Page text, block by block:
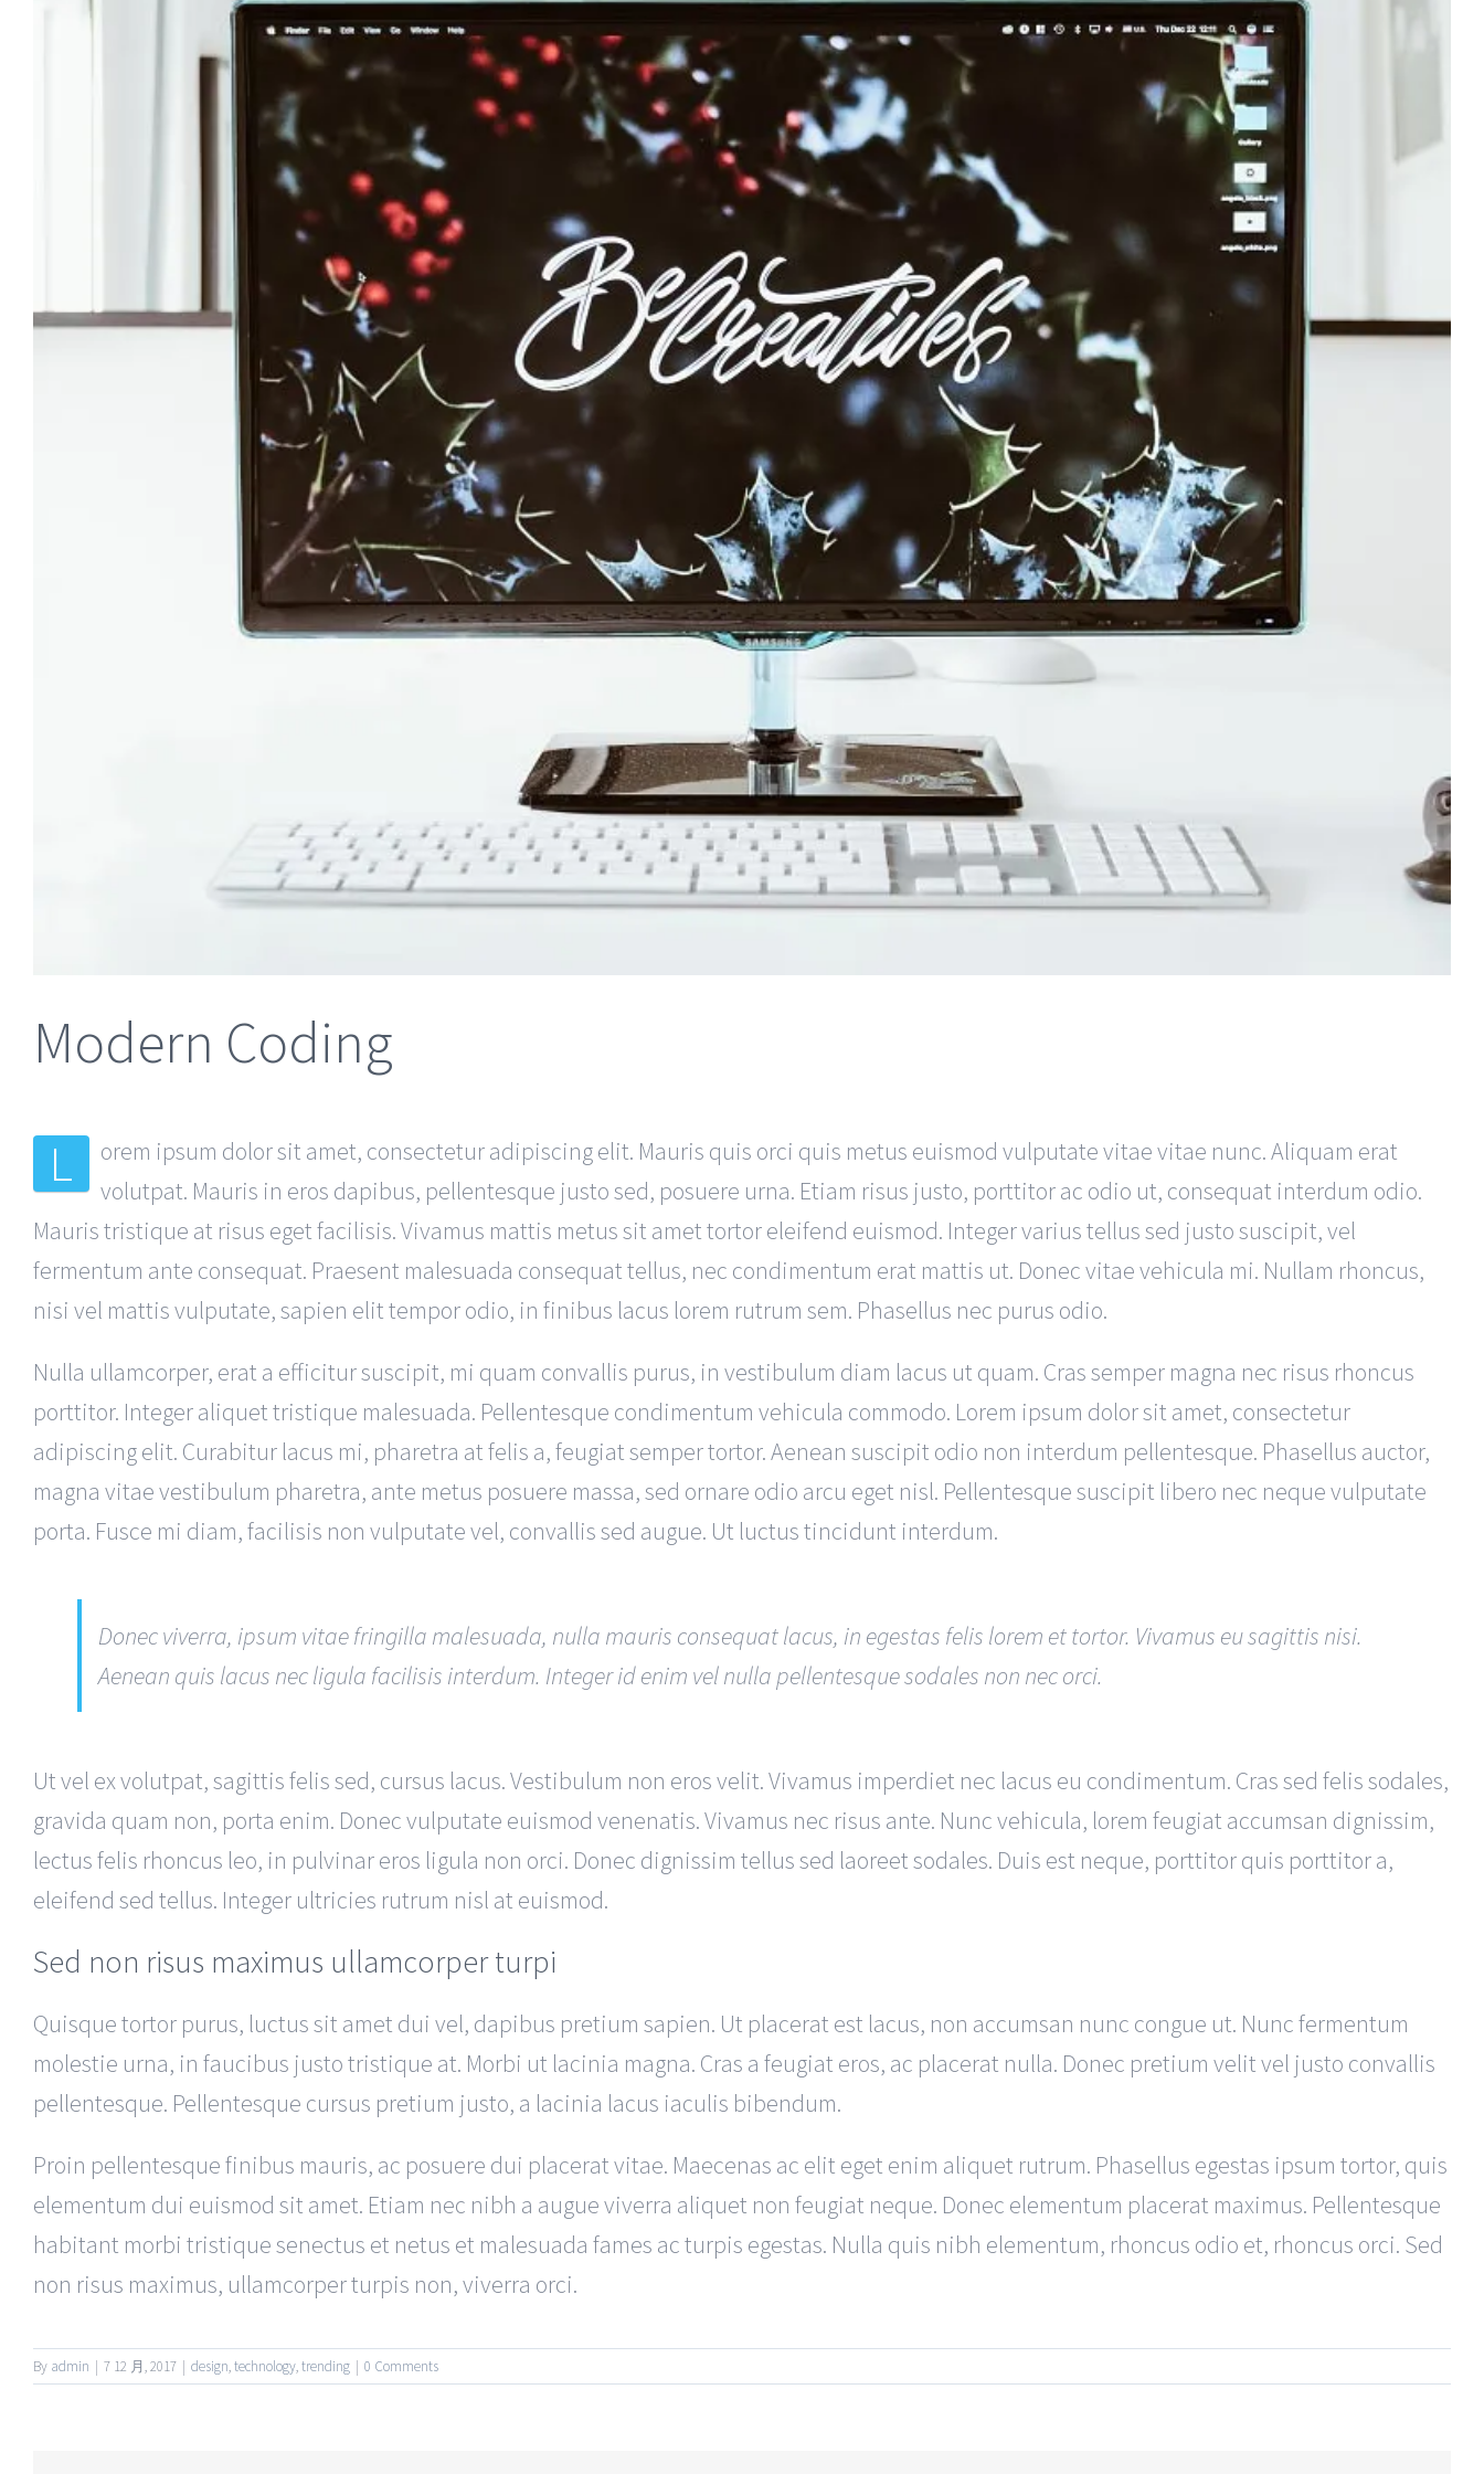
Image
Modern Coding
L
orem ipsum dolor sit amet, consectetur adipiscing elit. Mauris quis orci quis metus euismod vulputate vitae vitae nunc. Aliquam erat
volutpat. Mauris in eros dapibus, pellentesque justo sed, posuere urna. Etiam risus justo, porttitor ac odio ut, consequat interdum odio.
Mauris tristique at risus eget facilisis. Vivamus mattis metus sit amet tortor eleifend euismod. Integer varius tellus sed justo suscipit, vel
fermentum ante consequat. Praesent malesuada consequat tellus, nec condimentum erat mattis ut. Donec vitae vehicula mi. Nullam rhoncus,
nisi vel mattis vulputate, sapien elit tempor odio, in finibus lacus lorem rutrum sem. Phasellus nec purus odio.
Nulla ullamcorper, erat a efficitur suscipit, mi quam convallis purus, in vestibulum diam lacus ut quam. Cras semper magna nec risus rhoncus
porttitor. Integer aliquet tristique malesuada. Pellentesque condimentum vehicula commodo. Lorem ipsum dolor sit amet, consectetur
adipiscing elit. Curabitur lacus mi, pharetra at felis a, feugiat semper tortor. Aenean suscipit odio non interdum pellentesque. Phasellus auctor,
magna vitae vestibulum pharetra, ante metus posuere massa, sed ornare odio arcu eget nisl. Pellentesque suscipit libero nec neque vulputate
porta. Fusce mi diam, facilisis non vulputate vel, convallis sed augue. Ut luctus tincidunt interdum.
Donec viverra, ipsum vitae fringilla malesuada, nulla mauris consequat lacus, in egestas felis lorem et tortor. Vivamus eu sagittis nisi.
Aenean quis lacus nec ligula facilisis interdum. Integer id enim vel nulla pellentesque sodales non nec orci.
Ut vel ex volutpat, sagittis felis sed, cursus lacus. Vestibulum non eros velit. Vivamus imperdiet nec lacus eu condimentum. Cras sed felis sodales,
gravida quam non, porta enim. Donec vulputate euismod venenatis. Vivamus nec risus ante. Nunc vehicula, lorem feugiat accumsan dignissim,
lectus felis rhoncus leo, in pulvinar eros ligula non orci. Donec dignissim tellus sed laoreet sodales. Duis est neque, porttitor quis porttitor a,
eleifend sed tellus. Integer ultricies rutrum nisl at euismod.
Sed non risus maximus ullamcorper turpi
Quisque tortor purus, luctus sit amet dui vel, dapibus pretium sapien. Ut placerat est lacus, non accumsan nunc congue ut. Nunc fermentum
molestie urna, in faucibus justo tristique at. Morbi ut lacinia magna. Cras a feugiat eros, ac placerat nulla. Donec pretium velit vel justo convallis
pellentesque. Pellentesque cursus pretium justo, a lacinia lacus iaculis bibendum.
Proin pellentesque finibus mauris, ac posuere dui placerat vitae. Maecenas ac elit eget enim aliquet rutrum. Phasellus egestas ipsum tortor, quis
elementum dui euismod sit amet. Etiam nec nibh a augue viverra aliquet non feugiat neque. Donec elementum placerat maximus. Pellentesque
habitant morbi tristique senectus et netus et malesuada fames ac turpis egestas. Nulla quis nibh elementum, rhoncus odio et, rhoncus orci. Sed
non risus maximus, ullamcorper turpis non, viverra orci.
By admin | 7 12 月, 2017 | design,technology,trending | 0 Comments